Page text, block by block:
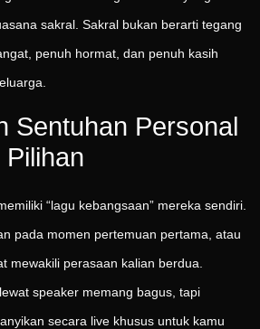
sakral. Sakral bukan berarti tegang
penuh hormat, dan penuh kasih
Sentuhan Personal
“lagu kebangsaan” mereka sendiri.
pada momen pertemuan pertama, atau
mewakili perasaan kalian berdua.
speaker memang bagus, tapi
secara live khusus untuk kamu